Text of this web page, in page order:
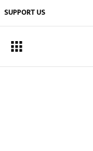
SUPPORT US